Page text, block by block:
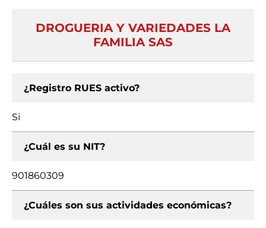
DROGUERIA Y VARIEDADES LA
FAMILIA SAS
¿Registro RUES activo?
Si
¿Cuál es su NIT?
901860309
¿Cuáles son sus actividades económicas?